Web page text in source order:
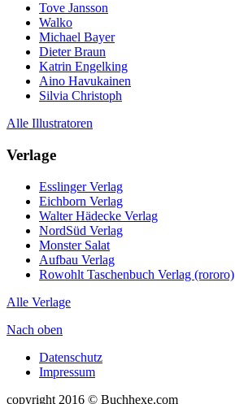
Tove Jansson
Walko
Michael Bayer
Dieter Braun
Katrin Engelking
Aino Havukainen
Silvia Christoph
Alle Illustratoren
Verlage
Esslinger Verlag
Eichborn Verlag
Walter Hädecke Verlag
NordSüd Verlag
Monster Salat
Aufbau Verlag
Rowohlt Taschenbuch Verlag (rororo)
Alle Verlage
Nach oben
Datenschutz
Impressum
copyright 2016 © Buchhexe.com